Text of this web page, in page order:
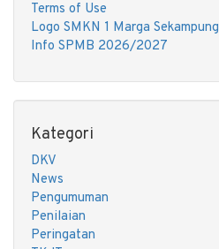
Terms of Use
Logo SMKN 1 Marga Sekampung
Info SPMB 2026/2027
Kategori
DKV
News
Pengumuman
Penilaian
Peringatan